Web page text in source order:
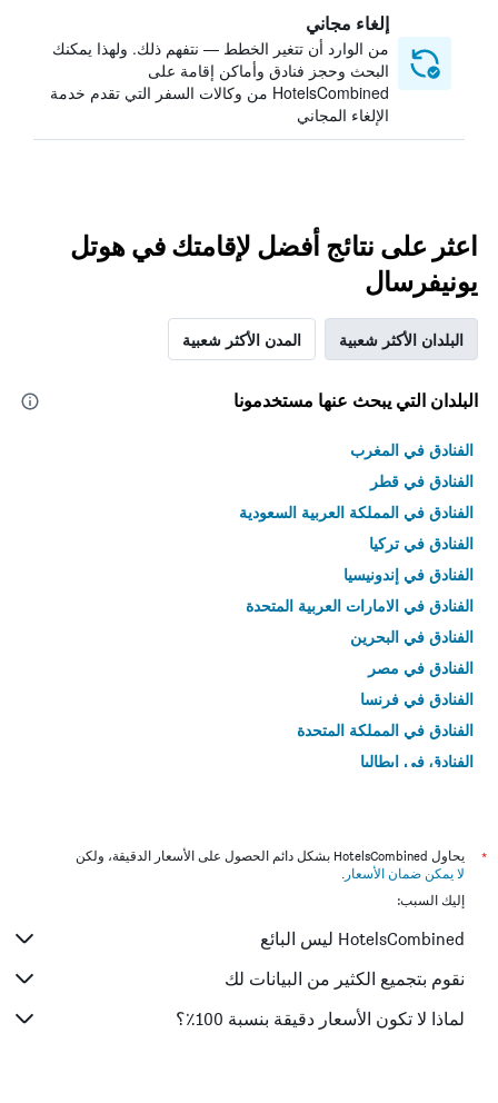
إلغاء مجاني
من الوارد أن تتغير الخطط — نتفهم ذلك. ولهذا يمكنك
البحث وحجز فنادق وأماكن إقامة على
HotelsCombined من وكالات السفر التي تقدم خدمة
الإلغاء المجاني
اعثر على نتائج أفضل لإقامتك في هوتل
يونيفرسال
البلدان الأكثر شعبية المدن الأكثر شعبية
البلدان التي يبحث عنها مستخدمونا
الفنادق في المغرب
الفنادق في قطر
الفنادق في المملكة العربية السعودية
الفنادق في تركيا
الفنادق في إندونيسيا
الفنادق في الامارات العربية المتحدة
الفنادق في البحرين
الفنادق في مصر
الفنادق في فرنسا
الفنادق في المملكة المتحدة
الفنادق في إيطاليا
*
يحاول HotelsCombined بشكل دائم الحصول على الأسعار الدقيقة، ولكن
لا يمكن ضمان الأسعار .
إليك السبب:
HotelsCombined ليس البائع
نقوم بتجميع الكثير من البيانات لك
لماذا لا تكون الأسعار دقيقة بنسبة 100٪؟